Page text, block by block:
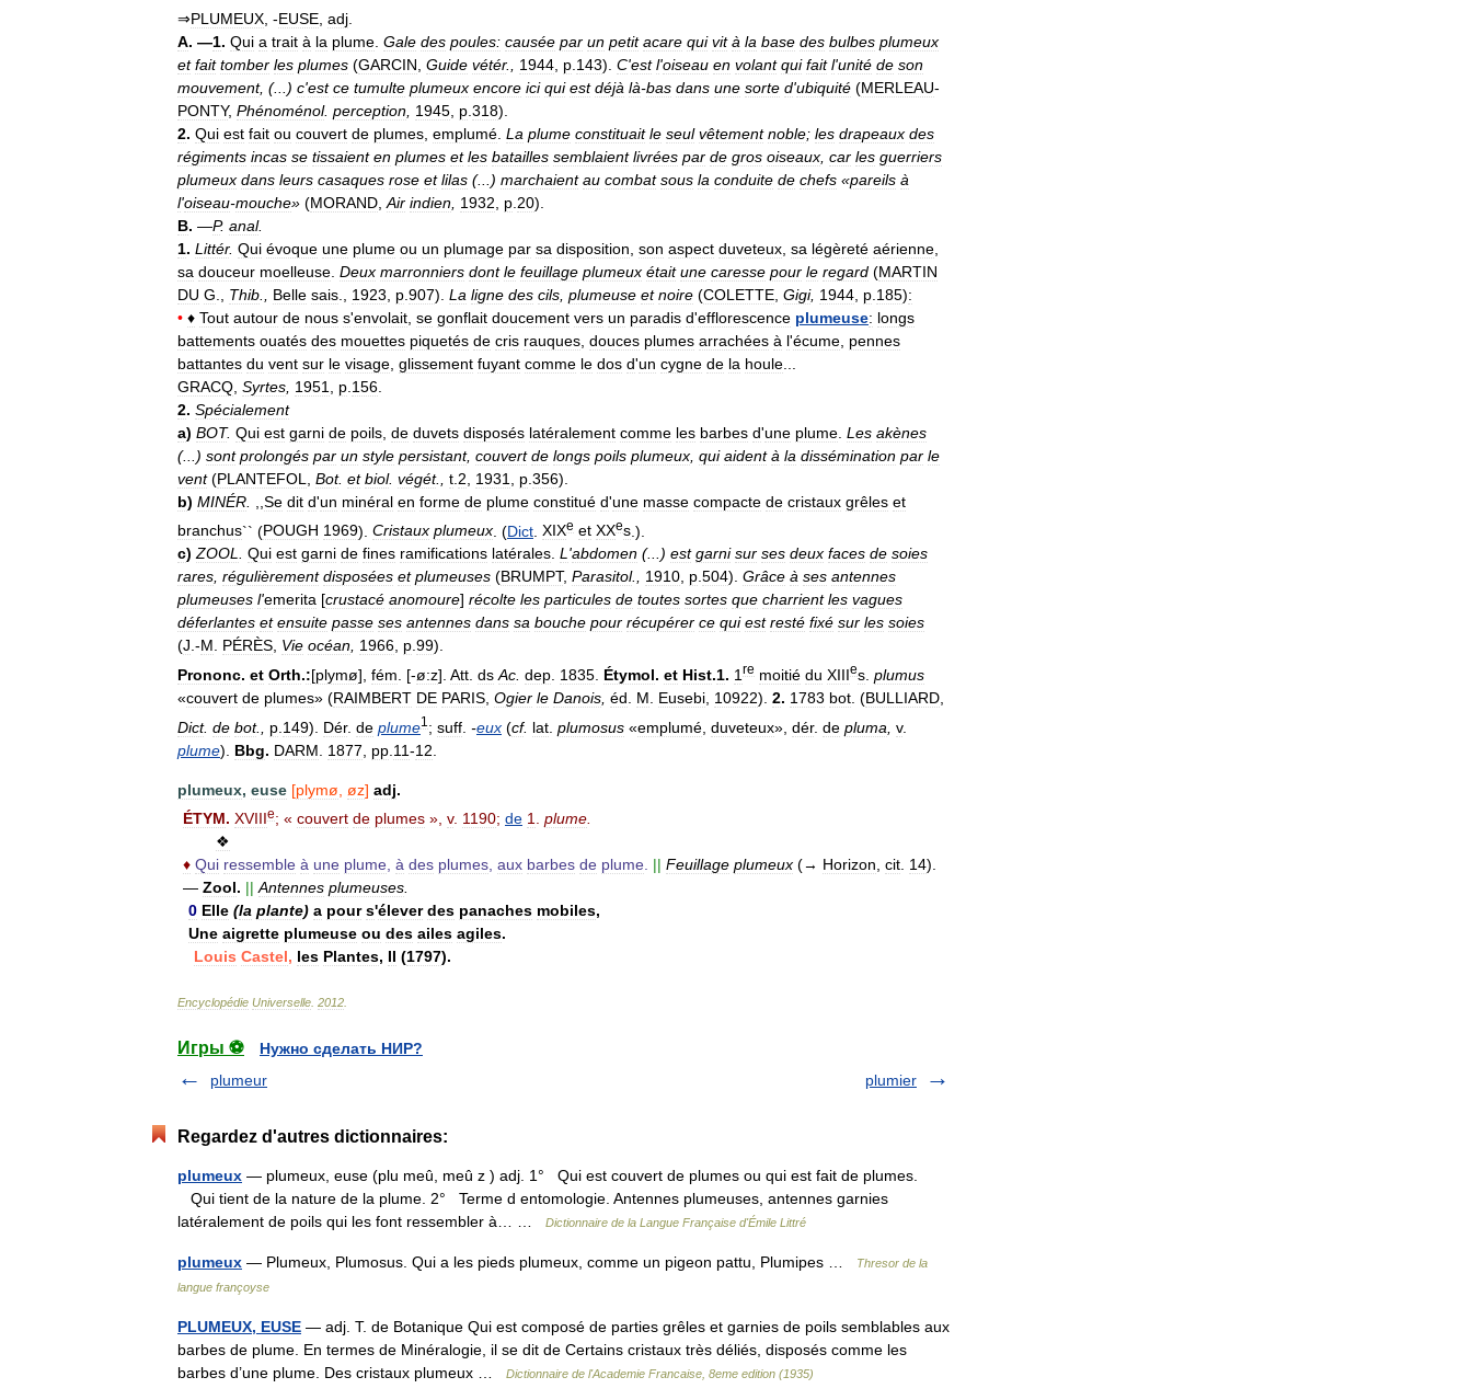
⇒PLUMEUX , -EUSE adj
A. —1. Qui a trait à la plume Gale des poules: causée par un petit acare qui vit à la base des bulbes plumeux
et fait tomber les plumes (GARCIN Guide vétér., 1944 p 143). C'est l'oiseau en volant qui fait l'unité de son
mouvement, (...) c'est ce tumulte plumeux encore ici qui est déjà là-bas dans une sorte d'ubiquité (MERLEAU-
PONTY, Phénoménol. perception 1945 p 318).
2. Qui est fait ou couvert de plumes emplumé La plume constituait le seul vêtement noble; les drapeaux des
régiments incas se tissaient en plumes et les batailles semblaient livrées par de gros oiseaux car les guerriers
plumeux dans leurs casaques rose et lilas (...) marchaient au combat sous la conduite de chefs «pareils à
l'oiseau-mouche» (MORAND Air indien 1932 p 20).
B. —P. anal.
1. Littér. Qui évoque une plume ou un plumage par sa disposition son aspect duveteux sa légèreté aérienne
sa douceur moelleuse Deux marronniers dont le feuillage plumeux était une caresse pour le regard (MARTIN
DU G Thib Belle sais 1923 p 907). La ligne des cils plumeuse et noire (COLETTE Gigi, 1944 p 185):
• ♦ Tout autour de nous s'envolait se gonflait doucement vers un paradis d'efflorescence plumeuse: longs
battements ouatés des mouettes piquetés de cris rauques douces plumes arrachées à l'écume pennes
battantes du vent sur le visage glissement fuyant comme le dos d'un cygne de la houle
GRACQ Syrtes 1951 p 156
2. Spécialement
a) BOT. Qui est garni de poils de duvets disposés latéralement comme les barbes d'une plume Les akènes
(...) sont prolongés par un style persistant, couvert de longs poils plumeux qui aident à la dissémination par le
vent(PLANTEFOL Bot. et biol. végét., t 2 1931 p 356).
b) MINÉR Se dit d'un minéral en forme de plume constitué d'une masse compacte de cristaux grêles et
branchus`` (POUGH 1969). Cristaux plumeux . (Dict XIXe et XXes .).
c)ZOOL. Qui est garni de fines ramifications latérales. L'abdomen (...) est garni sur ses deux faces de soies
rares, régulièrement disposées et plumeuses (BRUMPT, Parasitol., 1910, p.504). Grâce à ses antennes
plumeuses l'emerita [crustacé anomoure] récolte les particules de toutes sortes que charrient les vagues
déferlantes et ensuite passe ses antennes dans sa bouche pour récupérer ce qui est resté fixé sur les soies
(J.-M. PÉRÈS, Vie océan, 1966, p.99).
Prononc. et Orth.:[plymø], fém . [-ø:z]. Att ds Ac dep 1835 Étymol. et Hist.1. 1 re moitié du XIIIes plumus
«couvert de plumes» (RAIMBERT DE PARIS Ogier le Danois éd M Eusebi 10922). 2. 1783 bot . (BULLIARD
Dict. de bot., p 149). Dér. de plume1 ; suff -eux (cf. lat plumosus «emplumé duveteux», dér. de pluma v.
plume). Bbg. DARM 1877 pp 11-12
plumeux, euse [plymø øz] adj.
ÉTYM. XVIIIe; « couvert de plumes », v. 1190; de 1. plume.
❖
♦ Qui ressemble à une plume, à des plumes, aux barbes de plume. || Feuillage plumeux (→ Horizon, cit. 14).
— Zool. || Antennes plumeuses.
0 Elle (la plante) a pour s'élever des panaches mobiles,
Une aigrette plumeuse ou des ailes agiles.
Louis Castel, les Plantes, II (1797).
Encyclopédie Universelle 2012
Игры ⚽
Нужно сделать НИР?
plumeur
plumier
Regardez d'autres dictionnaires:
plumeux — plumeux, euse (plu meû, meû z ) adj. 1° Qui est couvert de plumes ou qui est fait de plumes.
Qui tient de la nature de la plume. 2° Terme d entomologie. Antennes plumeuses, antennes garnies
latéralement de poils qui les font ressembler à… …
Dictionnaire de la Langue Française d'Émile Littré
plumeux — Plumeux, Plumosus. Qui a les pieds plumeux, comme un pigeon pattu, Plumipes …
Thresor de la
langue françoyse
PLUMEUX, EUSE — adj. T. de Botanique Qui est composé de parties grêles et garnies de poils semblables aux
barbes de plume. En termes de Minéralogie, il se dit de Certains cristaux très déliés, disposés comme les
barbes d’une plume. Des cristaux plumeux …
Dictionnaire de l'Academie Francaise, 8eme edition (1935)